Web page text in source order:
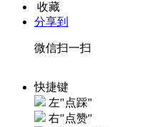
收藏
分享到
微信扫一扫
快捷键
左"点踩"
右"点赞"